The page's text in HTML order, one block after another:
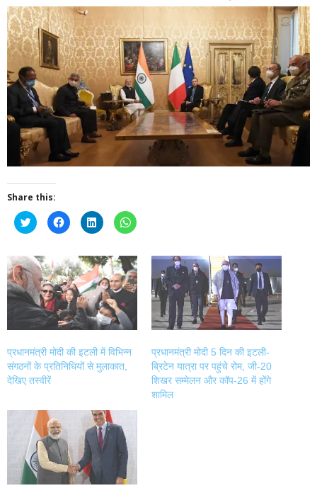
Share this:
Click
to
share
Twitter
(Opens
in
new
window)
Click
to
share
Facebook
(Opens
in
new
window)
Click
to
share
LinkedIn
(Opens
in
new
window)
Click
to
WhatsApp
(Opens
in
new
window)
प्रधानमंत्री मोदी की इटली में विभिन्न
संगठनों के प्रतिनिधियों से मुलाकात,
देखिए तस्वीरें
प्रधानमंत्री मोदी 5 दिन की इटली-
ब्रिटेन यात्रा पर पहुंचे रोम, जी-20
शिखर सम्मेलन और कॉप-26 में होंगे
शामिल